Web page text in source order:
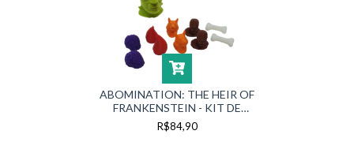
ABOMINATION: THE HEIR OF
FRANKENSTEIN - KIT DE
TOKENS E MARCADOR DE
JOGADOR
R$84,90